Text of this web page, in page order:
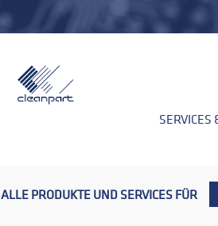
SERVICES
ALLE PRODUKTE UND SERVICES FÜR